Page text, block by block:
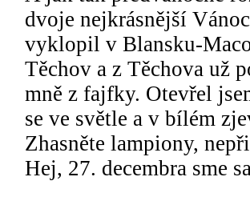
dvoje nejkrásnější
vyklopil v Blansku-
Těchov a z Těchova už
mně z fajfky. Otevřel
se ve světle a v bílém
Zhasněte lampiony,
Hej, 27. decembra sme